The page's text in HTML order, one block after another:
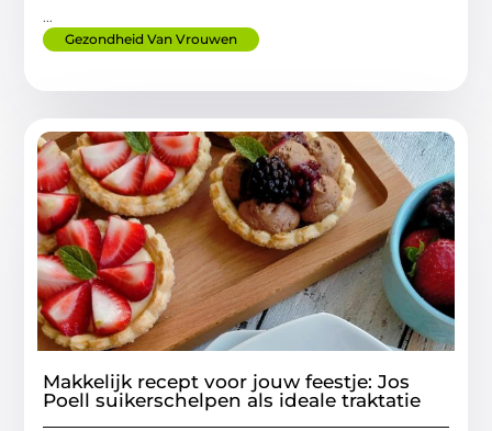
...
Gezondheid Van Vrouwen
Makkelijk recept voor jouw feestje: Jos
Poell suikerschelpen als ideale traktatie